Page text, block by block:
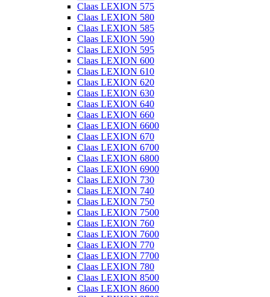
Claas LEXION 575
Claas LEXION 580
Claas LEXION 585
Claas LEXION 590
Claas LEXION 595
Claas LEXION 600
Claas LEXION 610
Claas LEXION 620
Claas LEXION 630
Claas LEXION 640
Claas LEXION 660
Claas LEXION 6600
Claas LEXION 670
Claas LEXION 6700
Claas LEXION 6800
Claas LEXION 6900
Claas LEXION 730
Claas LEXION 740
Claas LEXION 750
Claas LEXION 7500
Claas LEXION 760
Claas LEXION 7600
Claas LEXION 770
Claas LEXION 7700
Claas LEXION 780
Claas LEXION 8500
Claas LEXION 8600